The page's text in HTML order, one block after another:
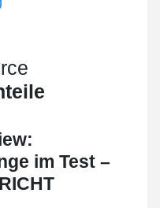
im Test –